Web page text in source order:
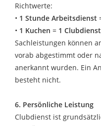
Richtwerte:
• 1 Stunde Arbeitsdienst
• 1 Kuchen = 1
Sachleistungen können
vorab abgestimmt oder
anerkannt wurden. Ein
besteht nicht.
6. Persönliche Leistung
Clubdienst ist